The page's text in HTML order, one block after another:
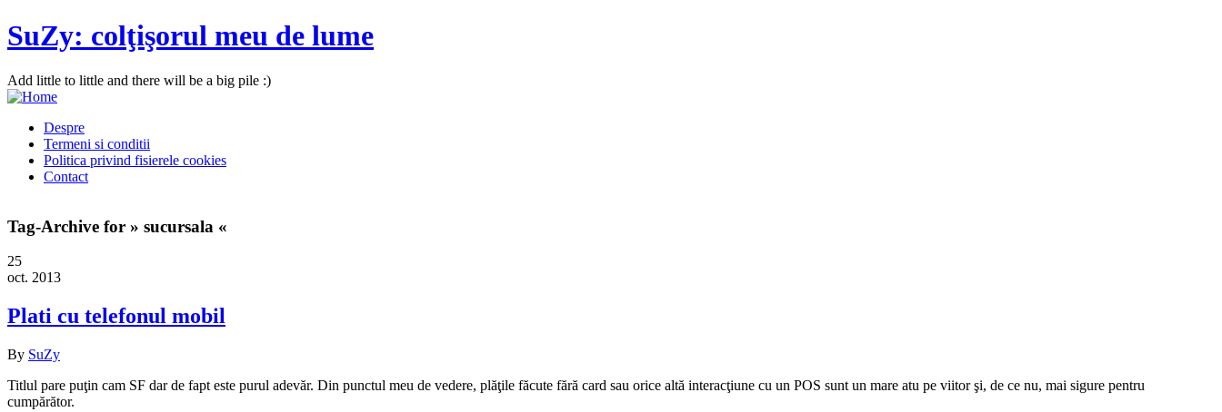
SuZy: colţişorul meu de lume
Add little to little and there will be a big pile :)
Despre
Termeni si conditii
Politica privind fisierele cookies
Contact
Tag-Archive for » sucursala «
25
oct. 2013
Plati cu telefonul mobil
By SuZy
Titlul pare puţin cam SF dar de fapt este purul adevăr. Din punctul meu de vedere, plăţile făcute fără card sau orice altă interacţiune cu un POS sunt un mare atu pe viitor şi, de ce nu, mai sigure pentru
cumpărător.